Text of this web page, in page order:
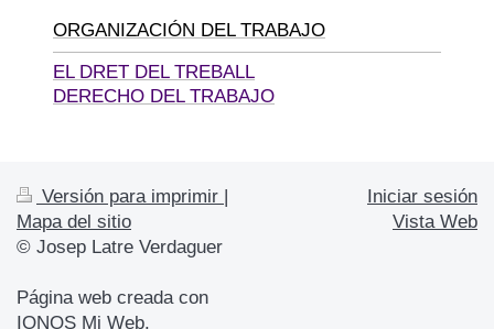
ORGANIZACIÓN DEL TRABAJO
EL DRET DEL TREBALL
DERECHO DEL TRABAJO
Versión para imprimir |
Mapa del sitio
© Josep Latre Verdaguer
Página web creada con
IONOS Mi Web.
Iniciar sesión
Vista Web